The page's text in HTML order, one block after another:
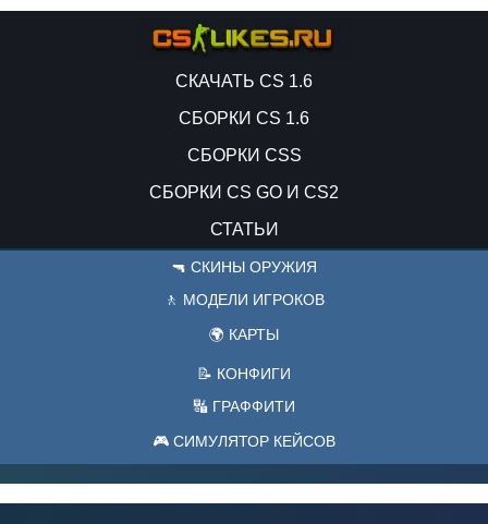
СКАЧАТЬ CS 1.6
СБОРКИ CS 1.6
СБОРКИ CSS
СБОРКИ CS GO И CS2
СТАТЬИ
🔫 СКИНЫ ОРУЖИЯ
🚶 МОДЕЛИ ИГРОКОВ
🌍 КАРТЫ
📝 КОНФИГИ
🔣 ГРАФФИТИ
🎮 СИМУЛЯТОР КЕЙСОВ